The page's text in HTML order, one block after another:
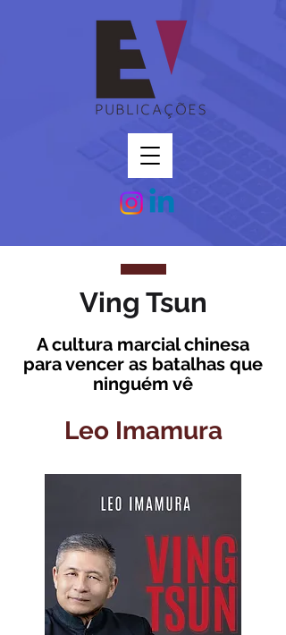
Ving Tsun
A cultura marcial chinesa
para vencer as batalhas que
ninguém vê
Leo Imamura